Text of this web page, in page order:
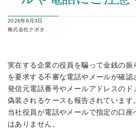
2026年6月3日
株式会社クボタ
実在する企業の役員を騙って金銭の振
を要求する不審な電話やメールが確認
発信元電話番号やメールアドレスのド
偽装されるケースも報告されています。
当社役員が電話やメールで指定の口座
はありません。